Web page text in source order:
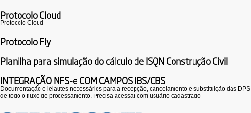
Protocolo Cloud
Protocolo Cloud
Protocolo Fly
Planilha para simulação do cálculo de ISQN Construção Civil
INTEGRAÇÃO NFS-e COM CAMPOS IBS/CBS
Documentação e leiautes necessários para a recepção, cancelamento e substituição das
de todo o fluxo de processamento. Precisa acessar com usuário cadastrado